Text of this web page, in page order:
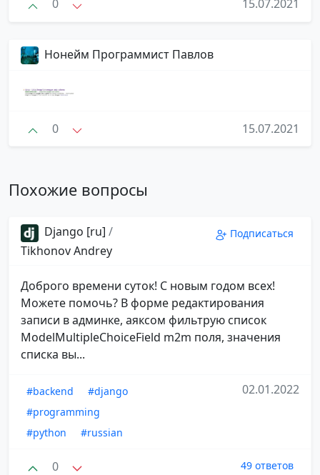
0 15.07.2021
Нонейм Программист Павлов
0 15.07.2021
Похожие вопросы
Django [ru] /
Tikhonov Andrey
Подписаться
Доброго времени суток! С новым годом всех!
Можете помочь? В форме редактирования
записи в админке, аяксом фильтрую список
ModelMultipleChoiceField m2m поля, значения
списка вы...
#backend
#django
#programming
#python
#russian
02.01.2022
0 49 ответов